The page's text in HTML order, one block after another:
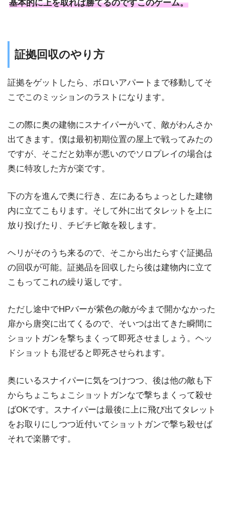
基本的に上を取れば勝てるのですこのゲーム。
証拠回収のやり方
証拠をゲットしたら、ボロいアパートまで移動してそ
こでこのミッションのラストになります。
この際に奥の建物にスナイパーがいて、敵がわんさか
出てきます。僕は最初初期位置の屋上で戦ってみたの
ですが、そこだと効率が悪いのでソロプレイの場合は
奥に特攻した方が楽です。
下の方を進んで奥に行き、左にあるちょっとした建物
内に立てこもります。そして外に出てタレットを上に
放り投げたり、チビチビ敵を殺します。
ヘリがそのうち来るので、そこから出たらすぐ証拠品
の回収が可能。証拠品を回収したら後は建物内に立て
こもってこれの繰り返しです。
ただし途中でHPバーが紫色の敵が今まで開かなかった
扉から唐突に出てくるので、そいつは出てきた瞬間に
ショットガンを撃ちまくって即死させましょう。ヘッ
ドショットも混ぜると即死させられます。
奥にいるスナイパーに気をつけつつ、後は他の敵も下
からちょこちょこショットガンなで撃ちまくって殺せ
ばOKです。スナイパーは最後に上に飛び出てタレット
をお取りにしつつ近付いてショットガンで撃ち殺せば
それで楽勝です。